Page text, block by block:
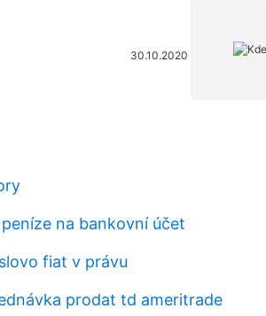
30.10.2020
na bankovní účet
fiat v právu
prodat td ameritrade